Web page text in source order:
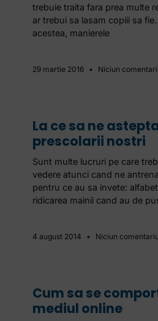
trebuie traita fara prea multe
ar trebui sa lasam copiii sa
acestea, manierele
29 martie 2016 Niciun
La ce sa ne
prescolarii nostri
Sunt multe lucruri pe care
vedere atunci cand ne
pentru ce au sa invete:
ridicarea mainii cand au de
4 august 2014 Niciun comentariu
Cum sa se
mediul online